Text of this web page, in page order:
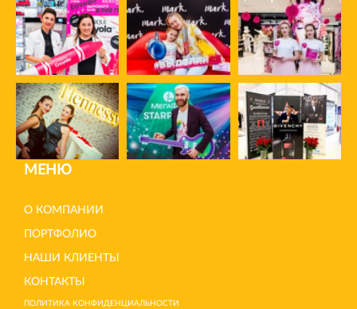
МЕНЮ
О КОМПАНИИ
ПОРТФОЛИО
НАШИ КЛИЕНТЫ
КОНТАКТЫ
ПОЛИТИКА КОНФИДЕНЦИАЛЬНОСТИ